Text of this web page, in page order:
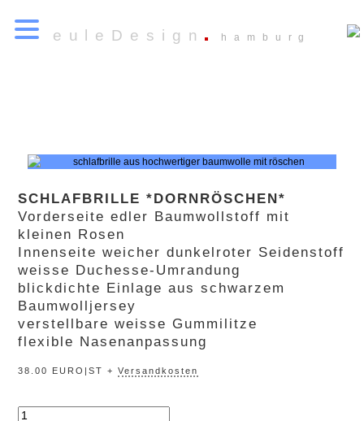
euleDesign hamburg
SCHLAFBRILLE *DORNRÖSCHEN*
Vorderseite edler Baumwollstoff mit
kleinen Rosen
Innenseite weicher dunkelroter Seidenstoff
weisse Duchesse-Umrandung
blickdichte Einlage aus schwarzem
Baumwolljersey
verstellbare weisse Gummilitze
flexible Nasenanpassung
38.00 EURO|ST +Versandkosten
Menge